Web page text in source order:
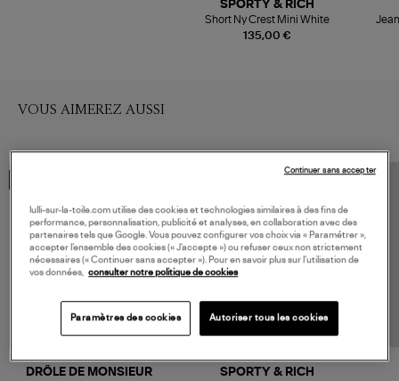
135,00 €
SPORTY & RICH
Short Ny Crest Mini White
VOUS AIMEREZ AUSSI
DRÔLE DE MONSIEUR SPORTY & RICH
lulli-sur-la-toile.com utilise des cookies et technologies similaires à des fins de
performance, personnalisation, publicité et analyses, en collaboration avec des
partenaires tels que Google. Vous pouvez configurer vos choix via « Paramétrer »,
accepter l’ensemble des cookies (« J’accepte ») ou refuser ceux non strictement
nécessaires (« Continuer sans accepter »). Pour en savoir plus sur l’utilisation de
vos données, consulter notre politique de cookies
Paramètres des cookies Autoriser tous les cookies
Continuer sans accepter